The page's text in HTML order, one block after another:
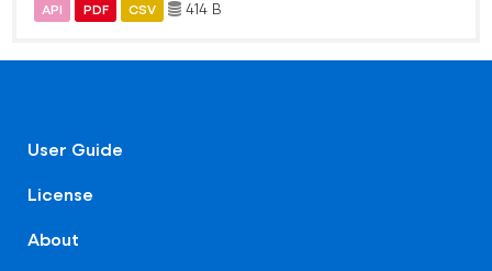
API PDF CSV 414 B
User Guide
License
About